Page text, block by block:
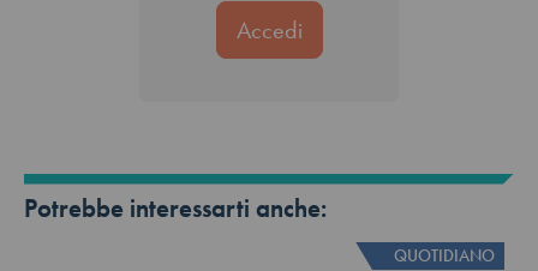
Potrebbe interessarti anche:
QUOTIDIANO